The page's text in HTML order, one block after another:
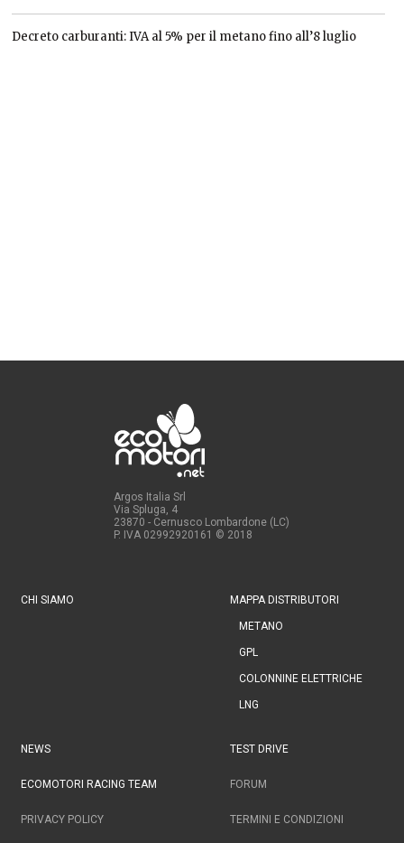
Decreto carburanti: IVA al 5% per il metano fino all’8 luglio
Argos Italia Srl
Via Spluga, 4
23870 - Cernusco Lombardone (LC)
P. IVA 02992920161 © 2018
CHI SIAMO MAPPA DISTRIBUTORI
METANO
GPL
COLONNINE ELETTRICHE
LNG
NEWS TEST DRIVE
ECOMOTORI RACING TEAM FORUM
PRIVACY POLICY TERMINI E CONDIZIONI